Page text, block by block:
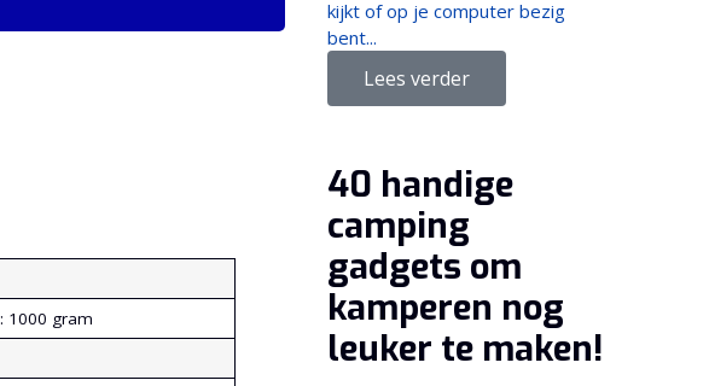
: 1000 gram
kijkt of op je computer bezig
bent...
Lees verder
40 handige
camping
gadgets om
kamperen nog
leuker te maken!